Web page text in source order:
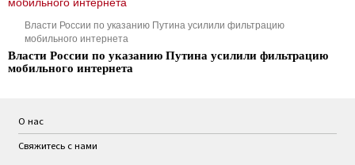
Власти России по указанию Путина усилили фильтрацию
мобильного интернета
Власти России по указанию Путина усилили фильтрацию
мобильного интернета
О нас
Свяжитесь с нами